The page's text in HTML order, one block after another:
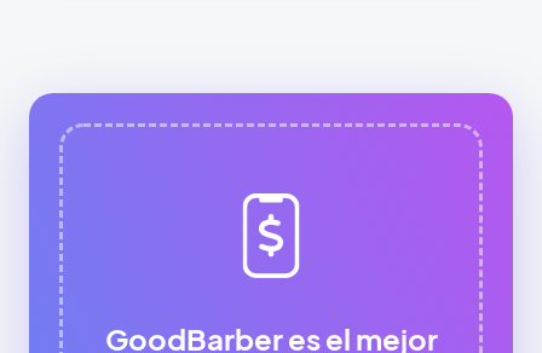
GoodBarber es el mejor